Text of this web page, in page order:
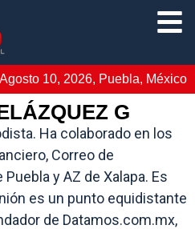
Agosto 10, 2026, Puebla, México
G
Ha colaborado en los
Correo de
y AZ de Xalapa. Es
es un punto equidistante
de Datamos.com.mx,